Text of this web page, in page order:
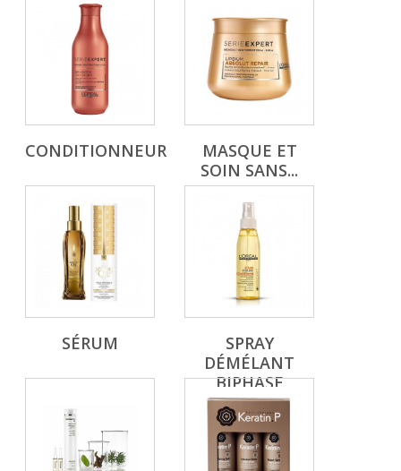
CONDITIONNEUR
MASQUE ET
SOIN SANS...
SÉRUM
SPRAY
DÉMÉLANT
BIPHASE